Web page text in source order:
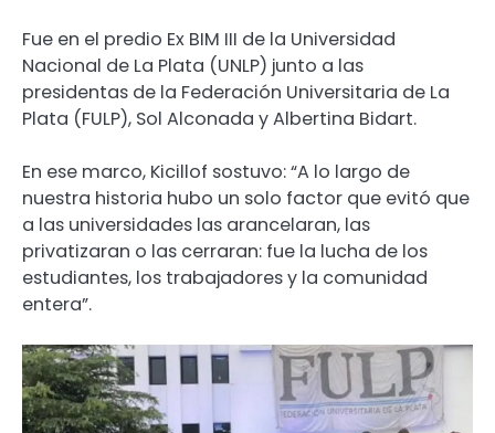
Fue en el predio Ex BIM III de la Universidad
Nacional de La Plata (UNLP) junto a las
presidentas de la Federación Universitaria de La
Plata (FULP), Sol Alconada y Albertina Bidart.
En ese marco, Kicillof sostuvo: “A lo largo de
nuestra historia hubo un solo factor que evitó que
a las universidades las arancelaran, las
privatizaran o las cerraran: fue la lucha de los
estudiantes, los trabajadores y la comunidad
entera”.